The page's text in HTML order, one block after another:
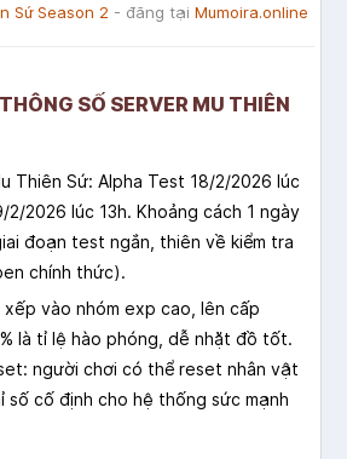
Sứ Season 2 - đăng tại Mumoira.online
SỐ SERVER MU THIÊN
Thiên Sứ: Alpha Test 18/2/2026 lúc
2026 lúc 13h. Khoảng cách 1 ngày
đoạn test ngắn, thiên về kiểm tra
chính thức).
vào nhóm exp cao, lên cấp
là tỉ lệ hào phóng, dễ nhặt đồ tốt.
người chơi có thể reset nhân vật
số cố định cho hệ thống sức mạnh